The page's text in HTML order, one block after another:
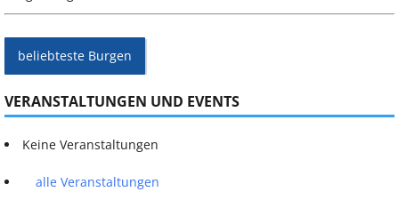
beliebteste Burgen
VERANSTALTUNGEN UND EVENTS
Keine Veranstaltungen
alle Veranstaltungen